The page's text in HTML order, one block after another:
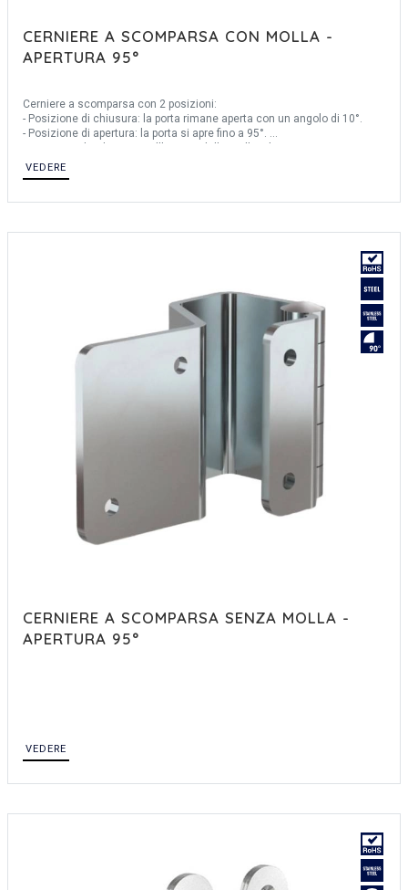
CERNIERE A SCOMPARSA CON MOLLA -
APERTURA 95°
Cerniere a scomparsa con 2 posizioni:
- Posizione di chiusura: la porta rimane aperta con un angolo di 10°.
- Posizione di apertura: la porta si apre fino a 95°.
leggermente aperta.
Applicazioni per cassetta dei pacchi:
- La porta non rimane in posizione aperta.
VEDERE
CERNIERE A SCOMPARSA SENZA MOLLA -
APERTURA 95°
VEDERE